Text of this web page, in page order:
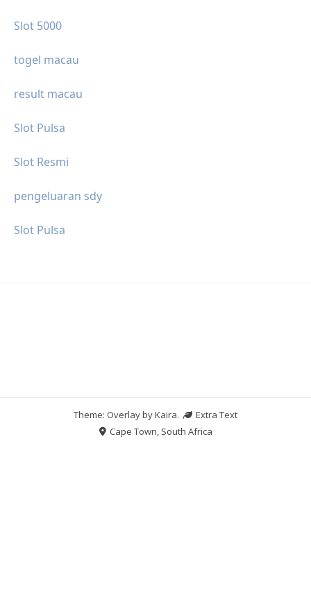
Slot 5000
togel macau
result macau
Slot Pulsa
Slot Resmi
pengeluaran sdy
Slot Pulsa
Theme: Overlay byKaira.
Extra Text
Cape Town, South Africa